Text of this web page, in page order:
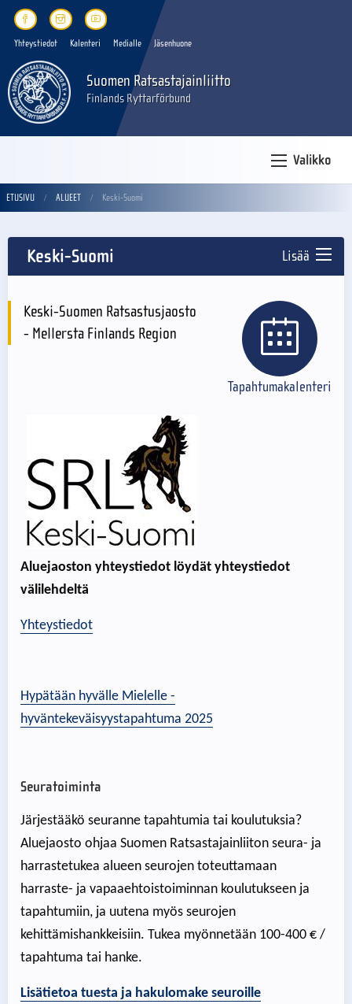
Yhteystiedot Kalenteri Medialle Jäsenhuone
Suomen Ratsastajainliitto
Finlands Ryttarförbund
Valikko
ETUSIVU ALUEET Keski-Suomi
Keski-Suomi Lisää
Tapahtumakalenteri
Keski-Suomen Ratsastusjaosto
- Mellersta Finlands Region
Aluejaoston yhteystiedot löydät yhteystiedot
välilehdeltä
Yhteystiedot
Hypätään hyvälle Mielelle -
hyväntekeväisyystapahtuma 2025
Seuratoiminta
Järjestääkö seuranne tapahtumia tai koulutuksia?
Aluejaosto ohjaa Suomen Ratsastajainliiton seura- ja
harrastetukea alueen seurojen toteuttamaan
harraste- ja vapaaehtoistoiminnan koulutukseen ja
tapahtumiin, ja uutena myös seurojen
kehittämishankkeisiin. Tukea myönnetään 100-400 € /
tapahtuma tai hanke.
Lisätietoa tuesta ja hakulomake seuroille